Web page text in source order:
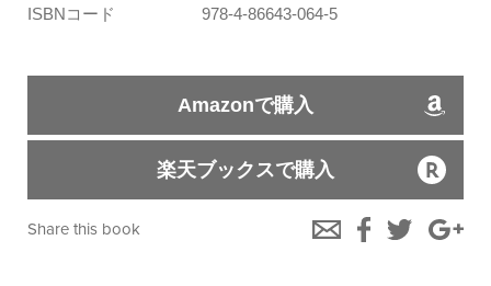
ISBNコード
978-4-86643-064-5
Amazonで購入
楽天ブックスで購入
Share this book